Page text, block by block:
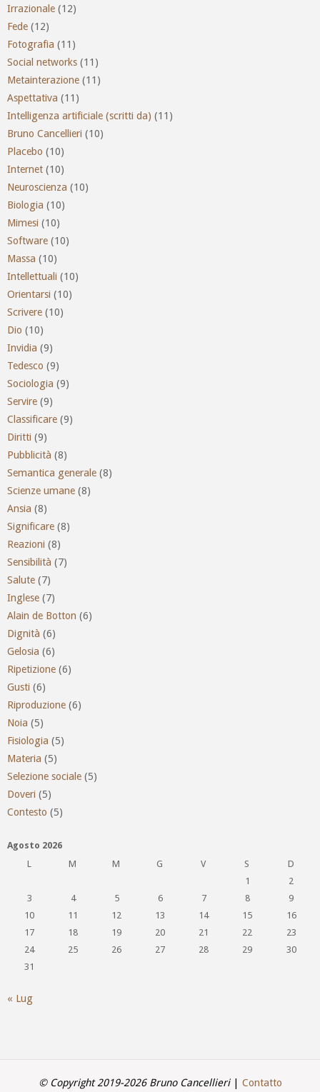
Irrazionale (12)
Fede (12)
Fotografia (11)
Social networks (11)
Metainterazione (11)
Aspettativa (11)
Intelligenza artificiale (scritti da) (11)
Bruno Cancellieri (10)
Placebo (10)
Internet (10)
Neuroscienza (10)
Biologia (10)
Mimesi (10)
Software (10)
Massa (10)
Intellettuali (10)
Orientarsi (10)
Scrivere (10)
Dio (10)
Invidia (9)
Tedesco (9)
Sociologia (9)
Servire (9)
Classificare (9)
Diritti (9)
Pubblicità (8)
Semantica generale (8)
Scienze umane (8)
Ansia (8)
Significare (8)
Reazioni (8)
Sensibilità (7)
Salute (7)
Inglese (7)
Alain de Botton (6)
Dignità (6)
Gelosia (6)
Ripetizione (6)
Gusti (6)
Riproduzione (6)
Noia (5)
Fisiologia (5)
Materia (5)
Selezione sociale (5)
Doveri (5)
Contesto (5)
Agosto 2026
L
M M G V S
D
1
2
3
4 5 6 7 8
9
10
11 12 13 14 15
16
17
18 19 20 21 22
23
24
25 26 27 28 29
30
31
« Lug
© Copyright 2019-2026 Bruno Cancellieri| Contatto